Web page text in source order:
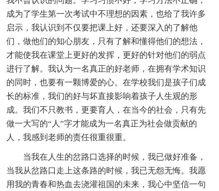
成为了学生第一次考试中不理想的因素，也给了我许多
启示，我认识到不仅要把课上好，还要深入的了解他
们，做他们的知心朋友，只有了解和懂得他们的想法，
才能使我在课堂上更好的发挥，更好的针对他们的弱点
进行了解。我认为一名真正的好老师，在拥有学术知识
的同时，也要有一颗博爱的心。在学校我们是孩子们成
长的标准，我们的好与坏直接影响着孩子人生观的形
成。我们不只教书，更要育人，在当今的社会，只有先
做一大写的“人”字才能成为一名真正为社会做贡献的
人，我感到老师的责任很重很重。
当我在人生的岔路口选择的时候，我已做好准备，
当我从岔路口走上这条路的时候，我已无怨无悔。我愿
用我的青春和热血去浇灌祖国的未来，我心中坚信一句